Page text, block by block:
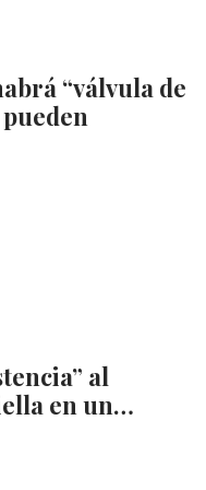
“válvula de
pueden
al
en un…